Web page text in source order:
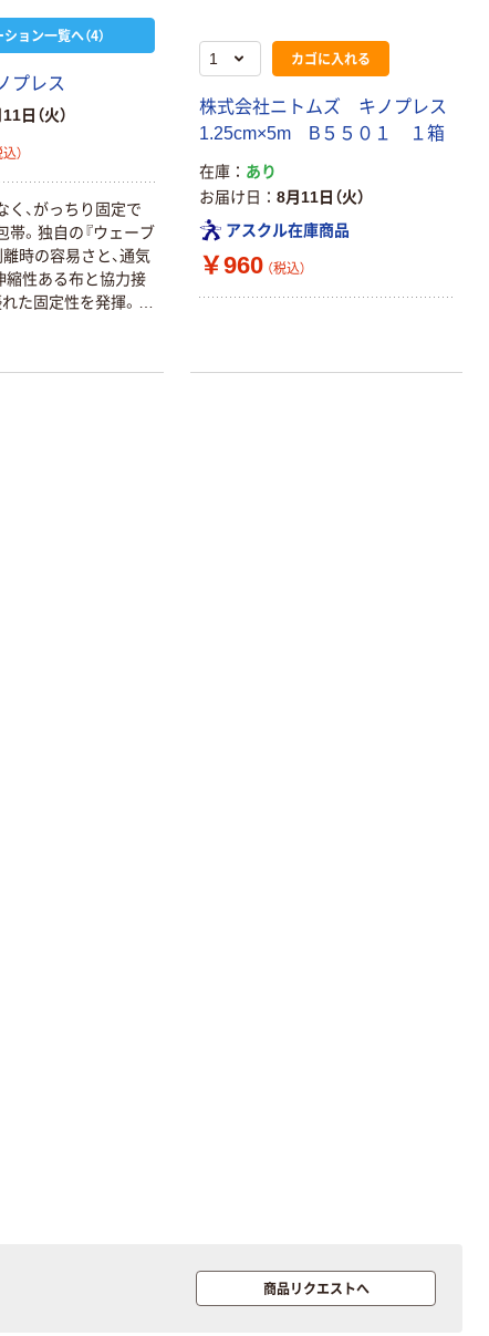
ョン一覧へ（4）
プレス
日（火）
込）
く、がっちり固定で
帯。独自の『ウェーブ
時の容易さと、通気
縮性ある布と協力接
た固定性を発揮。皮
ン入り（5cm間隔）
カゴに入れる
株式会社ニトムズ キノプレス
1.25cm×5m B５５０１ １箱
在庫
あり
お届け日
8月11日（火）
アスクル在庫商品
￥960 （税込）
商品リクエストへ
￥216~ （税込）
本気プライス
レクリーナー
トイレシート
オリジナル
￥330~ （税込）
本気プライス
アスクル フラッ
トファイル エコ
製造）
リサイクル100
証
￥470~